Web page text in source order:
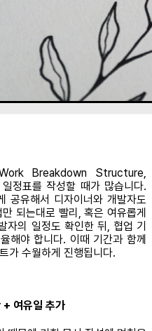
Breakdown Structure,
정표를 작성할 때가 많습니다.
공유해서 디자이너와 개발자도
되는대로 빨리, 혹은 여유롭게
자의 일정도 확인한 뒤, 협업 기
해야 합니다. 이때 기간과 함께
가 수월하게 진행됩니다.
+ 여유일 추가